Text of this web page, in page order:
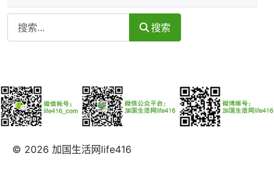
Search
搜索
© 2026 加国生活网life416